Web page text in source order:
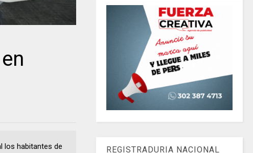
los habitantes de REGISTRADURIA NACIONAL